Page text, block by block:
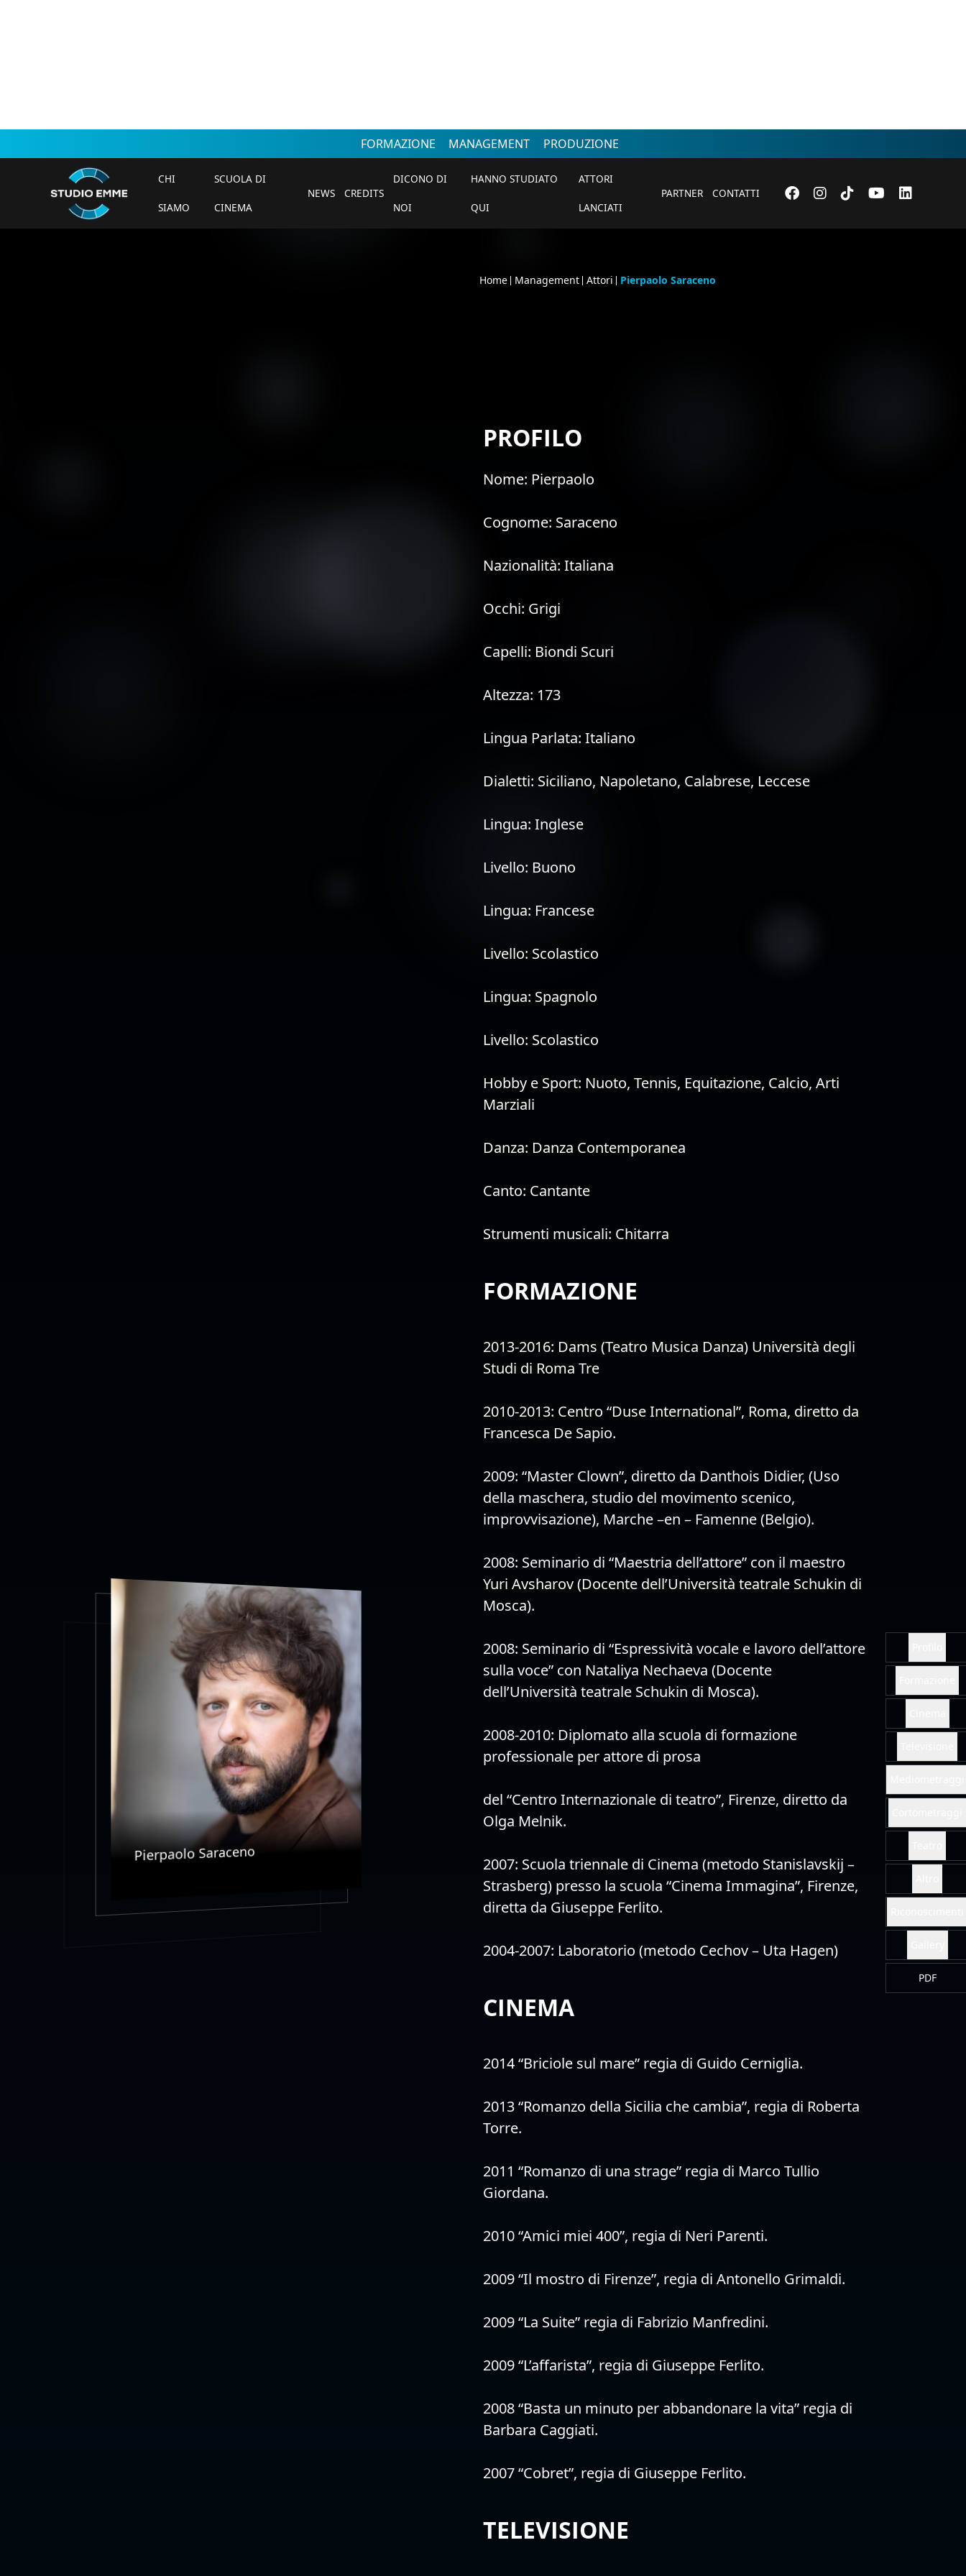
Pierpaolo Saraceno
Home Management Attori Pierpaolo Saraceno
PROFILO
Nome: Pierpaolo
Cognome: Saraceno
Nazionalità: Italiana
Occhi: Grigi
Capelli: Biondi Scuri
Altezza: 173
Lingua Parlata: Italiano
Dialetti: Siciliano, Napoletano, Calabrese, Leccese
Lingua: Inglese
Livello: Buono
Lingua: Francese
Livello: Scolastico
Lingua: Spagnolo
Livello: Scolastico
Hobby e Sport: Nuoto, Tennis, Equitazione, Calcio, Arti
Marziali
Danza: Danza Contemporanea
Canto: Cantante
Strumenti musicali: Chitarra
FORMAZIONE
2013-2016: Dams (Teatro Musica Danza) Università degli
Studi di Roma Tre
2010-2013: Centro “Duse International”, Roma, diretto da
Francesca De Sapio.
2009: “Master Clown”, diretto da Danthois Didier, (Uso
della maschera, studio del movimento scenico,
improvvisazione), Marche –en – Famenne (Belgio).
2008: Seminario di “Maestria dell’attore” con il maestro
Yuri Avsharov (Docente dell’Università teatrale Schukin di
Mosca).
2008: Seminario di “Espressività vocale e lavoro dell’attore
sulla voce” con Nataliya Nechaeva (Docente
dell’Università teatrale Schukin di Mosca).
2008-2010: Diplomato alla scuola di formazione
professionale per attore di prosa
del “Centro Internazionale di teatro”, Firenze, diretto da
Olga Melnik.
2007: Scuola triennale di Cinema (metodo Stanislavskij –
Strasberg) presso la scuola “Cinema Immagina”, Firenze,
diretta da Giuseppe Ferlito.
2004-2007: Laboratorio (metodo Cechov – Uta Hagen)
CINEMA
2014 “Briciole sul mare” regia di Guido Cerniglia.
2013 “Romanzo della Sicilia che cambia”, regia di Roberta
Torre.
2011 “Romanzo di una strage” regia di Marco Tullio
Giordana.
2010 “Amici miei 400”, regia di Neri Parenti.
2009 “Il mostro di Firenze”, regia di Antonello Grimaldi.
2009 “La Suite” regia di Fabrizio Manfredini.
2009 “L’affarista”, regia di Giuseppe Ferlito.
2008 “Basta un minuto per abbandonare la vita” regia di
Barbara Caggiati.
2007 “Cobret”, regia di Giuseppe Ferlito.
TELEVISIONE